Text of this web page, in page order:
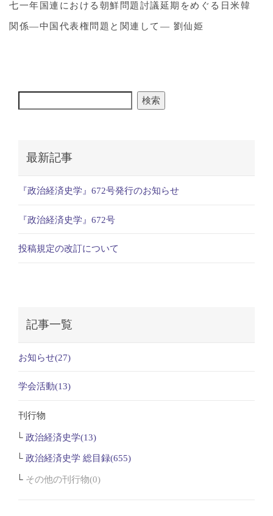
七一年国連における朝鮮問題討議延期をめぐる日米韓
関係―中国代表権問題と関連して― 劉仙姫
検索
最新記事
『政治経済史学』672号発行のお知らせ
『政治経済史学』672号
投稿規定の改訂について
記事一覧
お知らせ(27)
学会活動(13)
刊行物
政治経済史学(13)
政治経済史学 総目録(655)
その他の刊行物